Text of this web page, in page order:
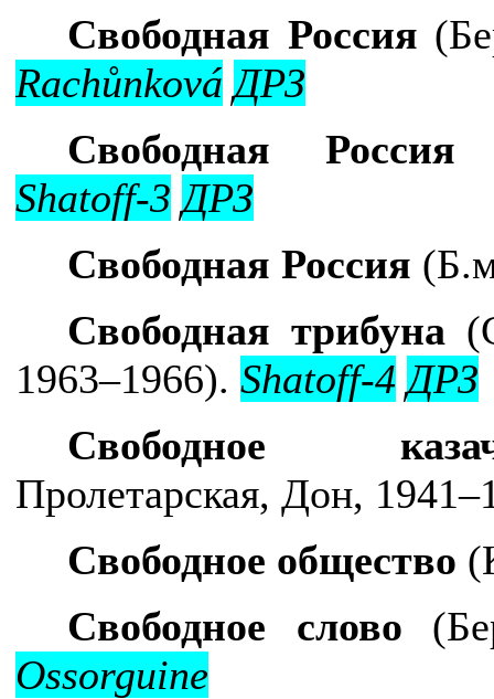
Свободная Россия
Rachůnková ДРЗ
Свободная Россия
Shatoff-3 ДРЗ
Свободная Россия
Свободная трибуна
1963–1966). Shatoff-4 ДРЗ
Свободное
Пролетарская, Дон,
Свободное общество
Свободное слово
Ossorguine